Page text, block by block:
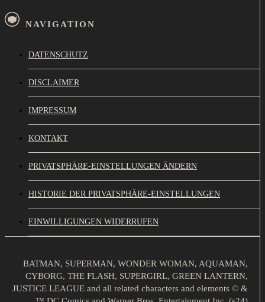
NAVIGATION
DATENSCHUTZ
DISCLAIMER
IMPRESSUM
KONTAKT
PRIVATSPHÄRE-EINSTELLUNGEN ÄNDERN
HISTORIE DER PRIVATSPHÄRE-EINSTELLUNGEN
EINWILLIGUNGEN WIDERRUFEN
BATMAN, SUPERMAN, WONDER WOMAN, AQUAMAN,
CYBORG, THE FLASH, SUPERGIRL, GREEN LANTERN,
JUSTICE LEAGUE and all related characters and elements © &